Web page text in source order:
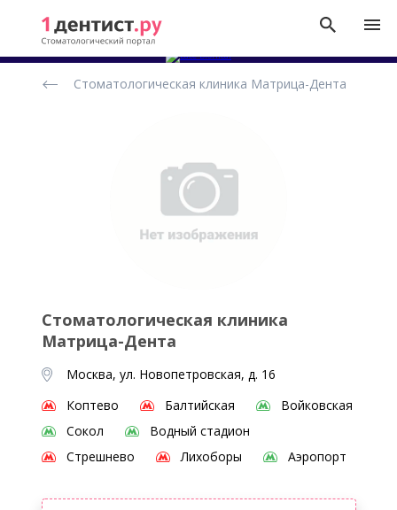
стоматологических
Стоматологическая клиника Матрица-Дента
Стоматологическая клиника
Матрица-Дента
Москва, ул. Новопетровская, д. 16
Коптево
Балтийская
Войковская
Сокол
Водный стадион
Стрешнево
Лихоборы Аэропорт